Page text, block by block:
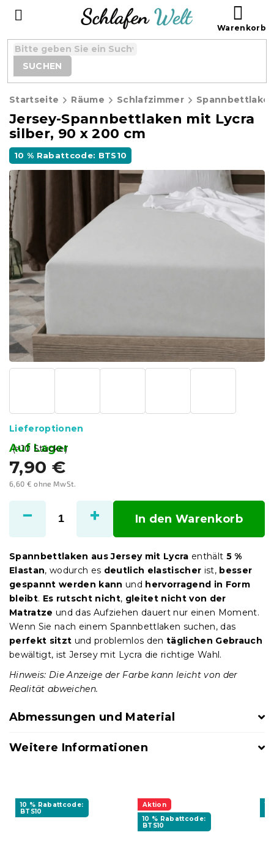
SUCHEN
Startseite Räume Schlafzimmer
Jersey-Spannbettlaken mit Lycra
silber, 90 x 200 cm
10 % Rabattcode: BTS10
7,90 €
6,60 € ohne MwSt.
Auf Lager
(>10 Stücke)
Lieferoptionen
In den Warenkorb
Spannbettlaken aus Jersey mit Lycra enthält 5 %
Elastan, wodurch es deutlich elastischer ist, besser
gespannt werden kann und hervorragend in Form
bleibt. Es rutscht nicht, gleitet nicht von der
Matratze und das Aufziehen dauert nur einen Moment.
Wenn Sie nach einem Spannbettlaken suchen, das
perfekt sitzt und problemlos dentäglichen Gebrauch
bewältigt, ist Jersey mit Lycra die richtige Wahl.
Hinweis: Die Anzeige der Farbe kann leicht von der
Realität abweichen.
Abmessungen und Material
Weitere Informationen
10 % Rabattcode:
BTS10
Aktion
10 % Rabattcode:
BTS10